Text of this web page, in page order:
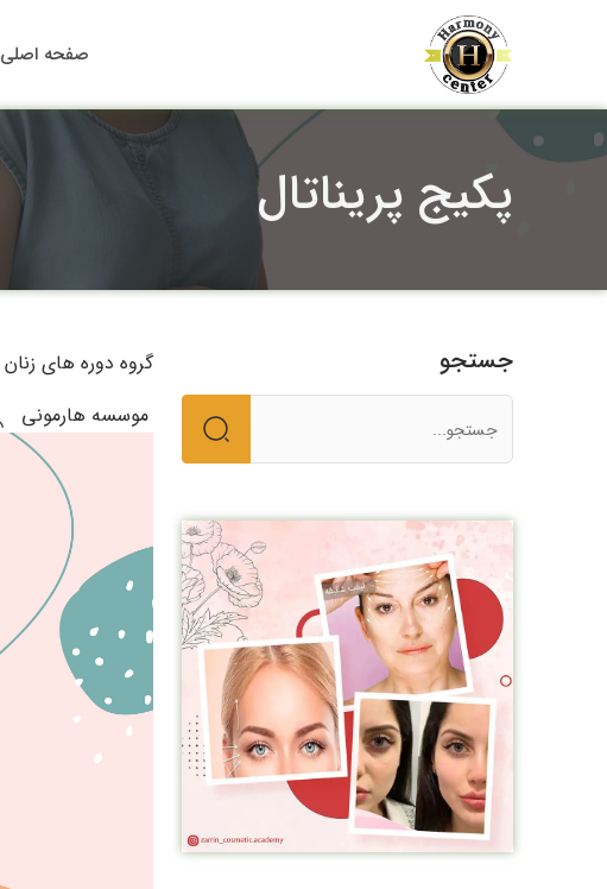
صفحه اصلی
پکیج پریناتال
گروه دوره های زنان
موسسه هارمونی
جستجو